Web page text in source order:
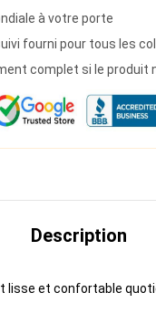
à votre porte
fourni pour tous les
complet si le produit
Description
et confortable